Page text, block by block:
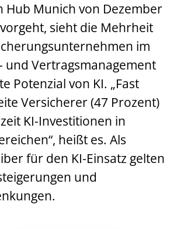
Hub Munich von Dezember
sieht die Mehrheit
im
und Vertragsmanagement
Potenzial von KI. „Fast
Versicherer (47 Prozent)
KI-Investitionen in
heißt es. Als
für den KI-Einsatz gelten
und